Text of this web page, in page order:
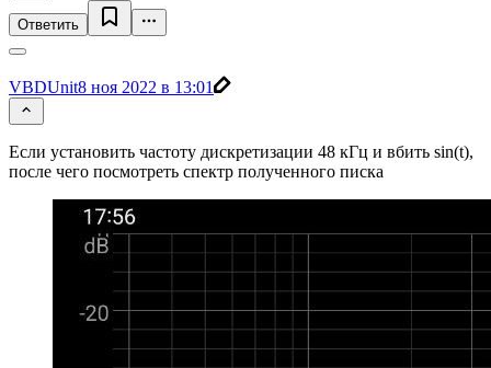
Ответить
VBDUnit8 ноя 2022 в 13:01
Если установить частоту дискретизации 48 кГц и вбить sin(t),
после чего посмотреть спектр полученного писка